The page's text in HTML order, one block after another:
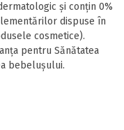
și conțin 0%
dispuse în
cosmetice).
pentru Sănătatea
bebelușului.